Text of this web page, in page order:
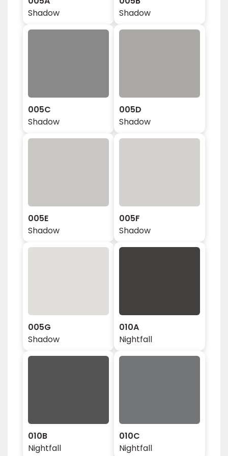
Shadow
Shadow
005C
Shadow
005D
Shadow
005E
Shadow
005F
Shadow
005G
Shadow
010A
Nightfall
010B
Nightfall
010C
Nightfall